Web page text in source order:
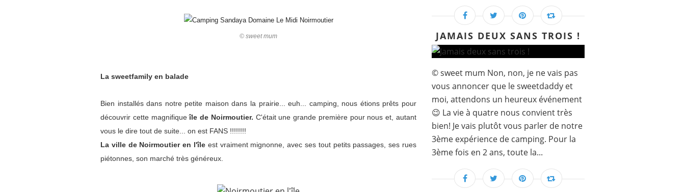
© sweet mum
La sweetfamily en balade
Bien installés dans notre petite maison dans la prairie... euh... camping, nous étions prêts pour
découvrir cette magnifiqueîle de Noirmoutier. C'était une grande première pour nous et, autant
vous le dire tout de suite... on est FANS !!!!!!!!
La ville de Noirmoutier en l'île est vraiment mignonne, avec ses tout petits passages, ses rues
piétonnes, son marché très généreux.
JAMAIS DEUX SANS TROIS !
© sweet mum Non, non, je ne vais pas
vous annoncer que le sweetdaddy et
moi, attendons un heureux événement
😉 La vie à quatre nous convient très
bien! Je vais plutôt vous parler de notre
3ème expérience de camping. Pour la
3ème fois en 2 ans, toute la...